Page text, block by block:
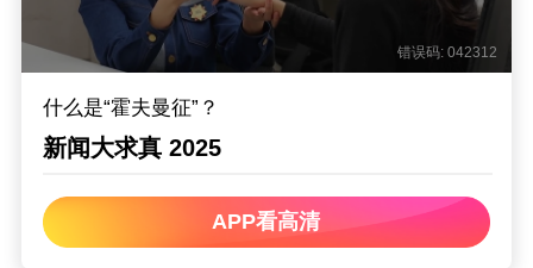
错误码: 042312
什么是“霍夫曼征”？
新闻大求真 2025
APP看高清